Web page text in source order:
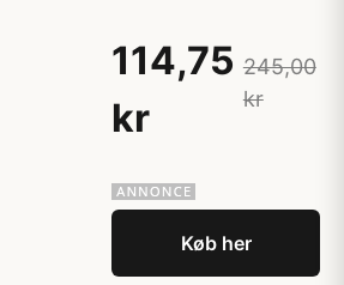
114,75
kr
245,00
kr
Køb her